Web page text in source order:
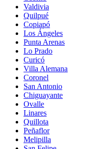
Valdivia
Quilpué
Copiapó
Los Ángeles
Punta Arenas
Lo Prado
Curicó
Villa Alemana
Coronel
San Antonio
Chiguayante
Ovalle
Linares
Quillota
Peñaflor
Melipilla